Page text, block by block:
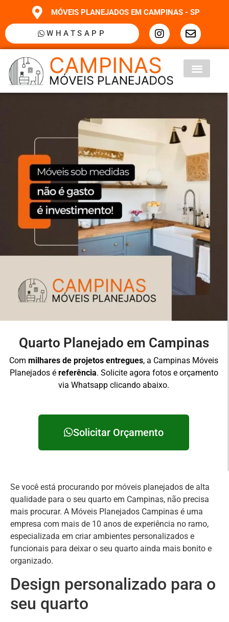
MÓVEIS PLANEJADOS EM CAMPINAS - SP
WHATSAPP
Quarto Planejado em Campinas
Com milhares de projetos entregues, a Campinas Móveis
Planejados é referência. Solicite agora fotos e orçamento
via Whatsapp clicando abaixo.
Solicitar Orçamento
Se você está procurando por móveis planejados de alta
qualidade para o seu quarto em Campinas, não precisa
mais procurar. A Móveis Planejados Campinas é uma
empresa com mais de 10 anos de experiência no ramo,
especializada em criar ambientes personalizados e
funcionais para deixar o seu quarto ainda mais bonito e
organizado.
Design personalizado para o
seu quarto